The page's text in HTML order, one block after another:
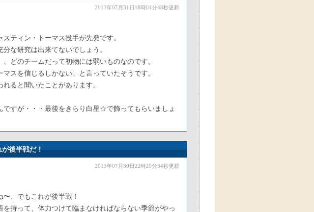
2013年07月31日18時04分48秒更新
ティン・トーマス投手が先発です。
な研究は出来てないでしょう。
どのチームだって初物には弱いものなのです。
スを信じるしかない」と言っていたそうです。
ると聞いたことがあります。
ですが・・・最後をきらり白星☆で飾ってもらいましょ
が後半戦だ！
2013年07月30日22時29分34秒更新
、でもこれが後半戦！
持って、体力つけて臨まなければならない季節がやっ